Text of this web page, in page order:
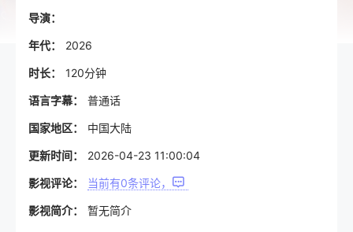
导演：
年代： 2026
时长： 120分钟
语言字幕： 普通话
国家地区： 中国大陆
更新时间： 2026-04-23 11:00:04
影视评论： 当前有0条评论，
影视简介： 暂无简介